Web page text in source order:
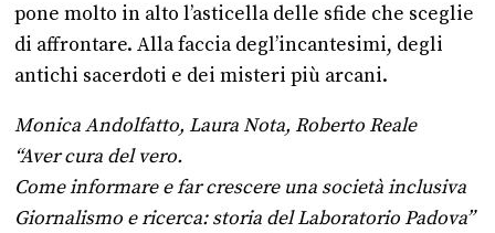
pone molto in alto l’asticella delle sfide che sceglie
di affrontare. Alla faccia degl’incantesimi, degli
antichi sacerdoti e dei misteri più arcani.
Monica Andolfatto, Laura Nota, Roberto Reale
“Aver cura del vero.
Come informare e far crescere una società inclusiva
Giornalismo e ricerca: storia del Laboratorio Padova”